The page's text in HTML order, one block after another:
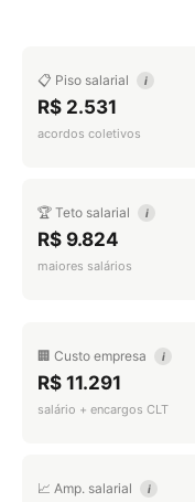
📋 Piso salarial i
R$ 2.531
acordos coletivos
🏆 Teto salarial i
R$ 9.824
maiores salários
🏢 Custo empresa i
R$ 11.291
salário + encargos CLT
📈 Amp. salarial i